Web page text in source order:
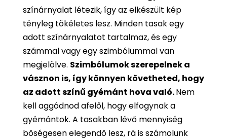
színárnyalat létezik, így az elkészült kép
tényleg tökéletes lesz. Minden tasak egy
adott színárnyalatot tartalmaz, és egy
számmal vagy egy szimbólummal van
megjelölve. Szimbólumok szerepelnek a
vásznon is, így könnyen követheted, hogy
az adott színű gyémánt hova való.Nem
kell aggódnod afelől, hogy elfogynak a
gyémántok. A tasakban lévő mennyiség
bőségesen elegendő lesz, rá is számolunk